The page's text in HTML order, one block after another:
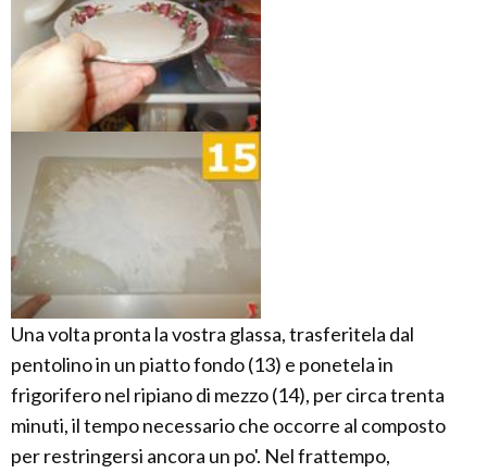
Una volta pronta la vostra glassa, trasferitela dal
pentolino in un piatto fondo (13) e ponetela in
frigorifero nel ripiano di mezzo (14), per circa trenta
minuti, il tempo necessario che occorre al composto
per restringersi ancora un po'. Nel frattempo,